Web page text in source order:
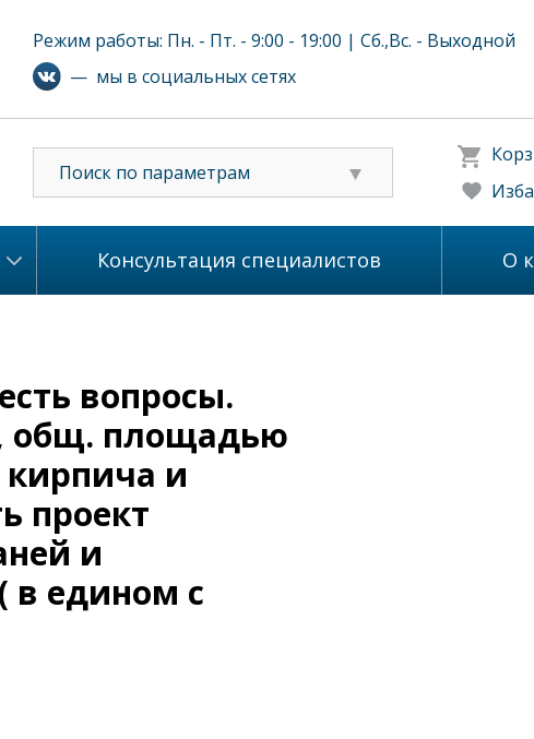
Режим работы: Пн. - Пт. - 9:00 - 19:00 | Сб.,Вс. - Выходной
— мы в социальных сетях
Поиск по параметрам
Консультация специалистов О
вопросы.
общ. площадью
и
проект
и
в едином с